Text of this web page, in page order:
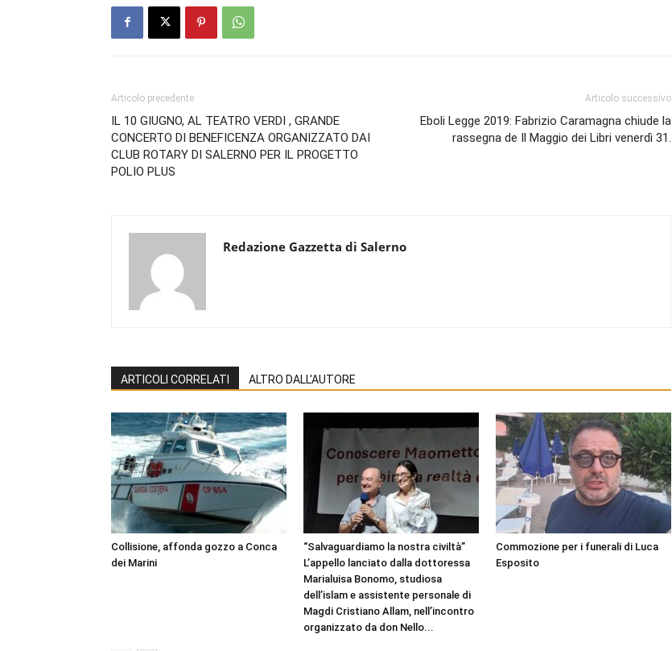
Articolo precedente
IL 10 GIUGNO, AL TEATRO VERDI , GRANDE
CONCERTO DI BENEFICENZA ORGANIZZATO DAI
CLUB ROTARY DI SALERNO PER IL PROGETTO
POLIO PLUS
Articolo successivo
Eboli Legge 2019: Fabrizio Caramagna chiude la
rassegna de Il Maggio dei Libri venerdì 31.
Redazione Gazzetta di Salerno
ARTICOLI CORRELATI ALTRO DALL'AUTORE
Collisione, affonda gozzo a Conca
dei Marini
“Salvaguardiamo la nostra civiltà”
L’appello lanciato dalla dottoressa
Marialuisa Bonomo, studiosa
dell’islam e assistente personale di
Magdi Cristiano Allam, nell’incontro
organizzato da don Nello...
Commozione per i funerali di Luca
Esposito